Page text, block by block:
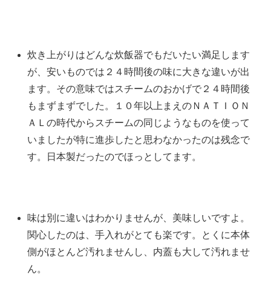
炊き上がりはどんな炊飯器でもだいたい満足します
が、安いものでは２４時間後の味に大きな違いが出
ます。その意味ではスチームのおかげで２４時間後
もまずまずでした。１０年以上まえのＮＡＴＩＯＮ
ＡＬの時代からスチームの同じようなものを使って
いましたが特に進歩したと思わなかったのは残念で
す。日本製だったのでほっとしてます。
味は別に違いはわかりませんが、美味しいですよ。
関心したのは、手入れがとても楽です。とくに本体
側がほとんど汚れませんし、内蓋も大して汚れませ
ん。